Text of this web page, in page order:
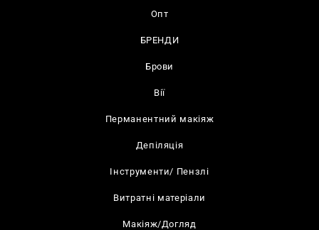
Опт
БРЕНДИ
Брови
Вії
Перманентний макіяж
Депіляція
Інструменти/ Пензлі
Витратні матеріали
Макіяж/Догляд